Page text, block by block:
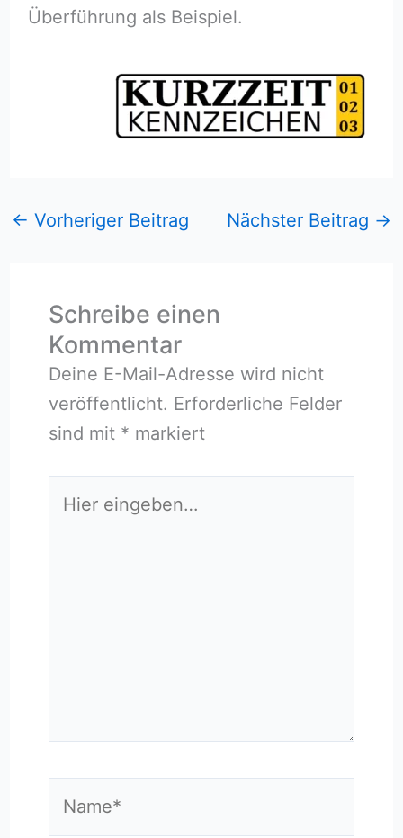
Überführung als Beispiel.
← Vorheriger Beitrag Nächster Beitrag →
Schreibe einen
Kommentar
Deine E-Mail-Adresse wird nicht
veröffentlicht. Erforderliche Felder
sind mit * markiert
eingeben…